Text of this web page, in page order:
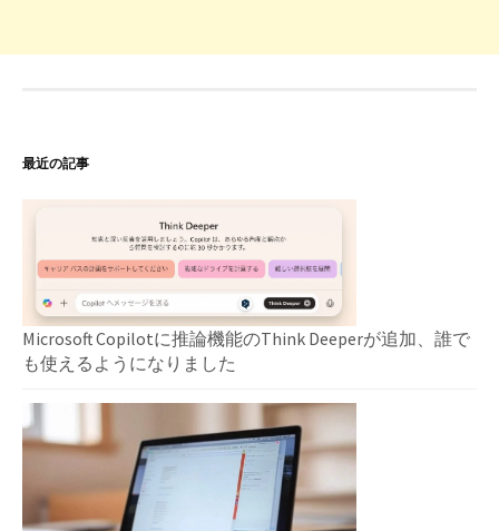
最近の記事
Microsoft Copilotに推論機能のThink Deeperが追加、誰で
も使えるようになりました